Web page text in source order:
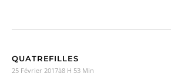
QUATREFILLES
25 Février 2017à8 H 53 Min